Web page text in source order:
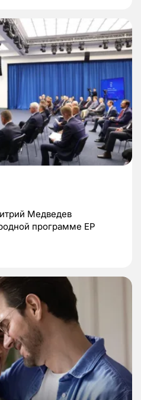
Медведев
программе ЕР